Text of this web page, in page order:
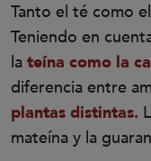
Tanto el té como
Teniendo en
la teína como la
diferencia entre
plantas distintas.
mateína y la